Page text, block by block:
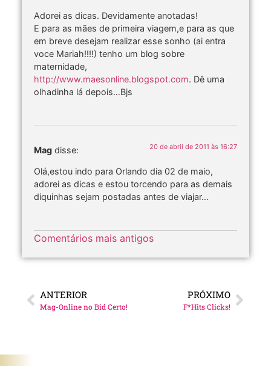
Adorei as dicas. Devidamente anotadas!
E para as mães de primeira viagem,e para as que
em breve desejam realizar esse sonho (ai entra
voce Mariah!!!!) tenho um blog sobre
maternidade,
http://www.maesonline.blogspot.com. Dê uma
olhadinha lá depois…Bjs
Mag disse: 20 de abril de 2011 às 16:27
Olá,estou indo para Orlando dia 02 de maio,
adorei as dicas e estou torcendo para as demais
diquinhas sejam postadas antes de viajar…
Comentários mais antigos
ANTERIOR
Mag-Online no Bid Certo!
PRÓXIMO
F*Hits Clicks!